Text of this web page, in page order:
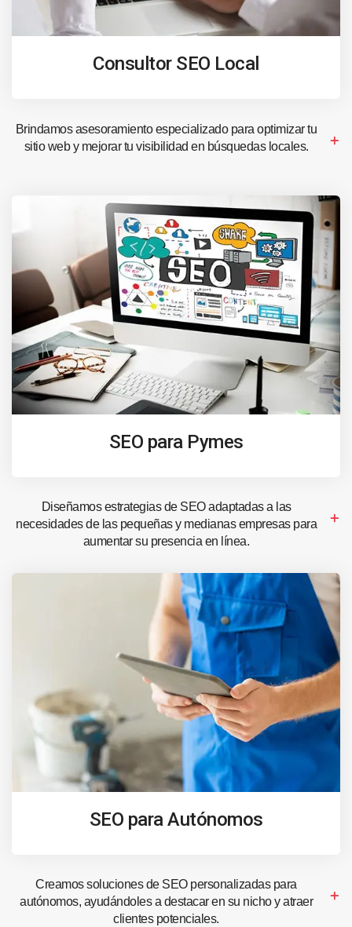
Consultor SEO Local
Brindamos asesoramiento especializado para optimizar tu
sitio web y mejorar tu visibilidad en búsquedas locales.
SEO para Pymes
Diseñamos estrategias de SEO adaptadas a las
necesidades de las pequeñas y medianas empresas para
aumentar su presencia en línea.
SEO para Autónomos
Creamos soluciones de SEO personalizadas para
autónomos, ayudándoles a destacar en su nicho y atraer
clientes potenciales.